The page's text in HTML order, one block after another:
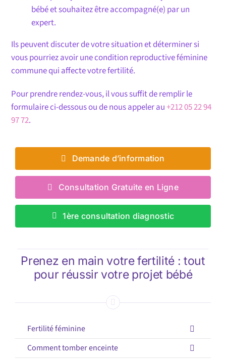
bébé et souhaitez être accompagné(e) par un
expert.
Ils peuvent discuter de votre situation et déterminer si
vous pourriez avoir une condition reproductive féminine
commune qui affecte votre fertilité.
Pour prendre rendez-vous, il vous suffit de remplir le
formulaire ci-dessous ou de nous appeler au+212 05 22 94
97 72.
Demande d’information
Consultation Gratuite en Ligne
1ère consultation diagnostic
Prenez en main votre fertilité : tout
pour réussir votre projet bébé
Fertilité féminine
Comment tomber enceinte